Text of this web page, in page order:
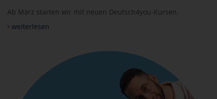
Ab März starten wir mit neuen Deutsch4you-Kursen.
weiterlesen